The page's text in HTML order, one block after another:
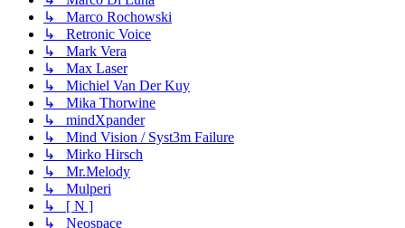
↳ Marco Rochowski
↳ Retronic Voice
↳ Mark Vera
↳ Max Laser
↳ Michiel Van Der Kuy
↳ Mika Thorwine
↳ mindXpander
↳ Mind Vision / Syst3m Failure
↳ Mirko Hirsch
↳ Mr.Melody
↳ Mulperi
↳ [ N ]
↳ Neospace